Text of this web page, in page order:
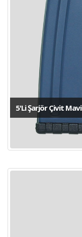
5'Li Şarjör Çivit Mavi